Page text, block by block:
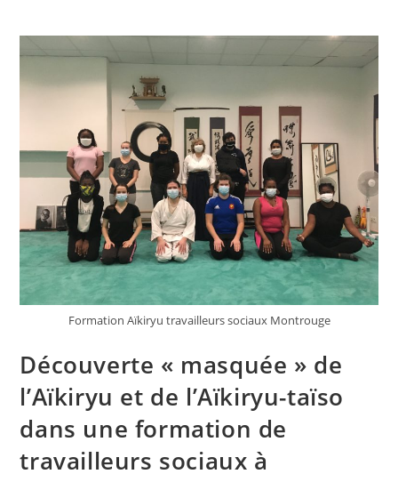
Formation Aïkiryu travailleurs sociaux Montrouge
Découverte « masquée » de
l’Aïkiryu et de l’Aïkiryu-taïso
dans une formation de
travailleurs sociaux à